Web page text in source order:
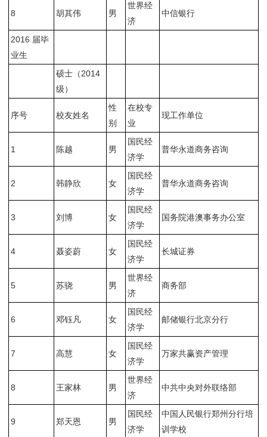
8 胡其伟 男
世界经
济
中信银行
2016 届毕
业生
硕士（2014
级）
序号 校友姓名
性
别
在校专
业
现工作单位
1 陈越 男
国民经
济学
普华永道商务咨询
2 韩静欣 女
国民经
济学
普华永道商务咨询
3 刘博 女
国民经
济学
国务院港澳事务办公室
4 聂姿蔚 女
国民经
济学
长城证券
5 苏骁 男
世界经
济
商务部
6 邓钰凡 女
国民经
济学
邮储银行北京分行
7 高慧 女
国民经
济学
万家共赢资产管理
8 王家林 男
世界经
济
中共中央对外联络部
9 郑天恩 男
国民经
济学
中国人民银行郑州分行培
训学校